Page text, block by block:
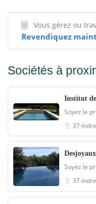
Vous gérez ou
Revendiquez
Sociétés à
Institut
Soyez le
37-
Soyez le
37-